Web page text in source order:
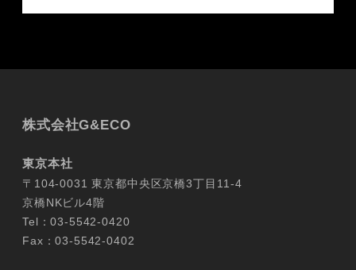
株式会社G&ECO
東京本社
〒104-0031 東京都中央区京橋3丁目11-4
京橋NKビル4階
Tel：03-5542-0420
Fax：03-5542-0402